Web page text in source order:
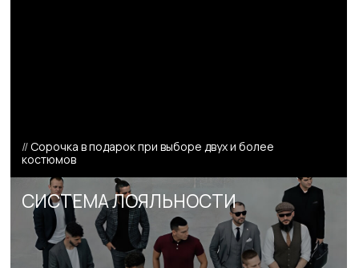
Подарочный сертификат
Идеальный подарок на любой случай